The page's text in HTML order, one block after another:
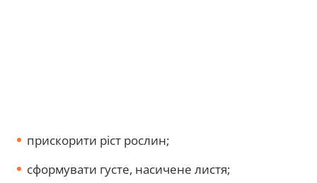
прискорити ріст рослин;
сформувати густе, насичене листя;